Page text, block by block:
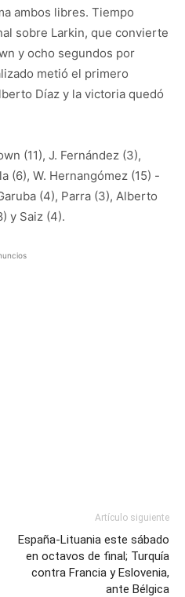
ambos libres. Tiempo
sobre Larkin, que convierte
y ocho segundos por
metió el primero
Díaz y la victoria quedó
(11), J. Fernández (3),
(6), W. Hernangómez (15) -
(4), Parra (3), Alberto
y Saiz (4).
Artículo siguiente
España-Lituania este sábado
en octavos de final; Turquía
contra Francia y Eslovenia,
ante Bélgica